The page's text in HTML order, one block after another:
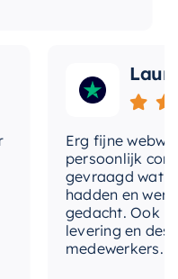
Laura
Erg fijne
persoonlijk contact
gevraagd wat we
hadden en werd
gedacht. Ook in de
levering en
medewerkers. Wij